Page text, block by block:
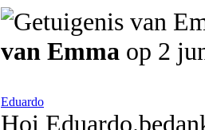
van Emma op 2
Eduardo
Hoi